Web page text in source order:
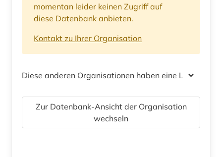
momentan leider keinen Zugriff auf
diese Datenbank anbieten.
Kontakt zu Ihrer Organisation
Diese anderen Organisationen haben eine Lizenz
Zur Datenbank-Ansicht der Organisation
wechseln